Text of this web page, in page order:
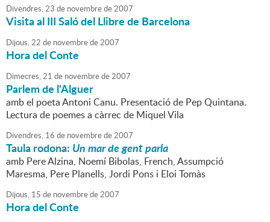
Divendres,23 de novembrede2007
Visita al III Saló del Llibre de Barcelona
Dijous,22 de novembrede2007
Hora del Conte
Dimecres,21 de novembrede2007
Parlem de l'Alguer
amb el poeta Antoni Canu. Presentació de Pep Quintana.
Lectura de poemes a càrrec de Miquel Vila
Divendres, 16 de novembrede2007
Taula rodona: Un mar de gent parla
amb Pere Alzina, Noemí Bibolas, French, Assumpció
Maresma, Pere Planells, Jordi Pons i Eloi Tomàs
Dijous, 15 de novembrede2007
Hora del Conte